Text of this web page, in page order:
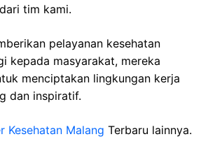
tim kami.
pelayanan kesehatan
kepada masyarakat, mereka
menciptakan lingkungan kerja
dan inspiratif.
Kesehatan Malang Terbaru lainnya.